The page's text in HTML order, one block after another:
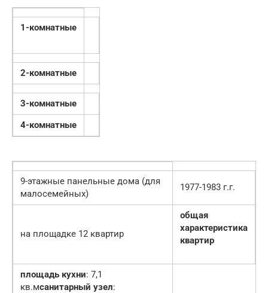
1-комнатные
2-комнатные
3-комнатные
4-комнатные
9-этажные панельные дома (для
малосемейных)
1977-1983 г.г.
на площадке 12 квартир
общая
характеристика
квартир
площадь кухни: 7,1
кв.мсанитарный узел: